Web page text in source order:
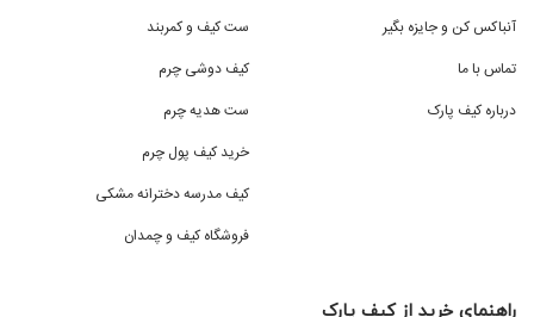
آنباکس کن و جایزه بگیر
تماس با ما
درباره کیف پارک
ست کیف و کمربند
کیف دوشی چرم
ست هدیه چرم
خرید کیف پول چرم
کیف مدرسه دخترانه مشکی
فروشگاه کیف و چمدان
راهنمای خرید از کیف پارک